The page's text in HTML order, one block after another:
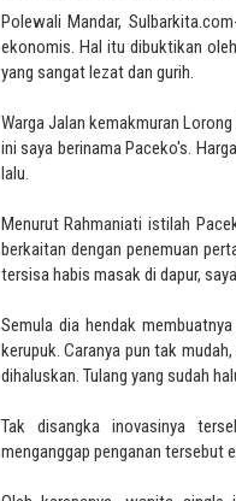
Polewali Mandar,
ekonomis. Hal itu dibuktikan
yang sangat lezat dan gurih.
Warga Jalan kemakmuran
ini saya berinama Paceko's.
lalu.
Menurut Rahmaniati istilah
berkaitan dengan penemuan
tersisa habis masak di dapur,
Semula dia hendak
kerupuk. Caranya pun tak
dihaluskan. Tulang yang sudah
Tak disangka inovasinya
menganggap penganan tersebut